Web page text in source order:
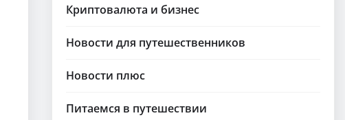
Криптовалюта и бизнес
Новости для путешественников
Новости плюс
Питаемся в путешествии